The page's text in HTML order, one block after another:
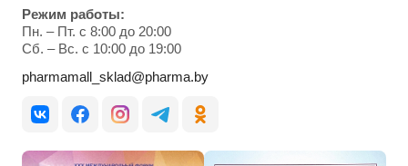
Режим работы:
Пн. – Пт. с 8:00 до 20:00
Cб. – Вс. с 10:00 до 19:00
pharmamall_sklad@pharma.by